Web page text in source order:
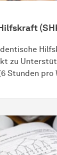
zu
Stunden pro